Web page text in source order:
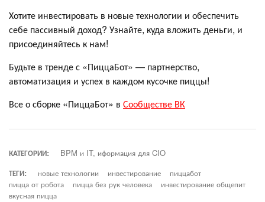
Хотите инвестировать в новые технологии и обеспечить
себе пассивный доход? Узнайте, куда вложить деньги, и
присоединяйтесь к нам!
Будьте в тренде с «ПиццаБот» — партнерство,
автоматизация и успех в каждом кусочке пиццы!
Все о сборке «ПиццаБот» в Сообществе ВК
КАТЕГОРИИ:
BPM и IT, иформация для CIO
ТЕГИ:
новые технологии инвестирование
пиццабот
пицца от робота
пицца без рук человека
инвестирование общепит
вкусная пицца